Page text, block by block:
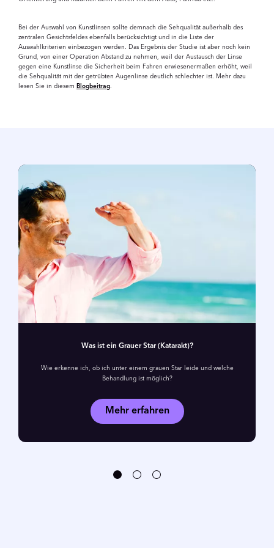
Bei der Auswahl von Kunstlinsen sollte demnach die Sehqualität außerhalb des
zentralen Gesichtsfeldes ebenfalls berücksichtigt und in die Liste der
Auswahlkriterien einbezogen werden. Das Ergebnis der Studie ist aber noch kein
Grund, von einer Operation Abstand zu nehmen, weil der Austausch der Linse
gegen eine Kunstlinse die Sicherheit beim Fahren erwiesenermaßen erhöht, weil
die Sehqualität mit der getrübten Augenlinse deutlich schlechter ist. Mehr dazu
lesen Sie in diesem Blogbeitrag
Was ist ein Grauer Star (Katarakt)?
Wie erkenne ich, ob ich unter einem grauen Star leide und welche
Behandlung ist möglich?
Mehr erfahren